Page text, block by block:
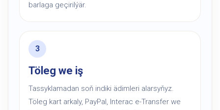
barlaga geçirilýär.
Töleg we iş
Tassyklamadan soň indiki ädimleri alarsyňyz.
Töleg kart arkaly, PayPal, Interac e-Transfer we